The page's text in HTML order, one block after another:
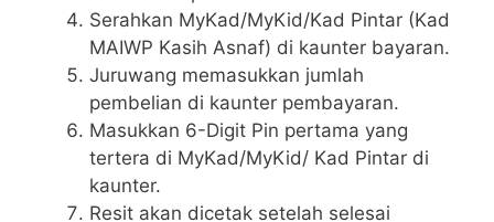
Serahkan MyKad/MyKid/Kad Pintar (Kad
MAIWP Kasih Asnaf) di kaunter bayaran.
Juruwang memasukkan jumlah
pembelian di kaunter pembayaran.
Masukkan 6-Digit Pin pertama yang
tertera di MyKad/MyKid/ Kad Pintar di
kaunter.
Resit akan dicetak setelah selesai